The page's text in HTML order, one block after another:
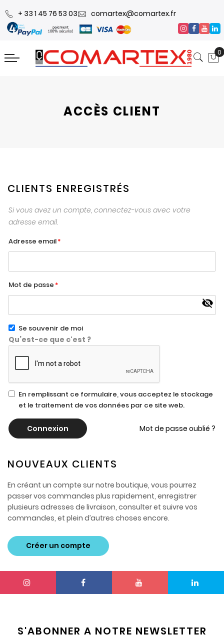
+ 33 1 45 76 53 03 comartex@comartex.fr
0
ACCÈS CLIENT
CLIENTS ENREGISTRÉS
Si vous avez un compte, connectez-vous avec votre
adresse email.
Adresse email
Mot de passe
Se souvenir de moi
Qu’est-ce que c'est ?
En remplissant ce formulaire, vous acceptez le stockage
et le traitement de vos données par ce site web.
Connexion Mot de passe oublié ?
NOUVEAUX CLIENTS
En créant un compte sur notre boutique, vous pourrez
passer vos commandes plus rapidement, enregistrer
plusieurs adresses de livraison, consulter et suivre vos
commandes, et plein d’autres choses encore.
Créer un compte
S'ABONNER A NOTRE NEWSLETTER